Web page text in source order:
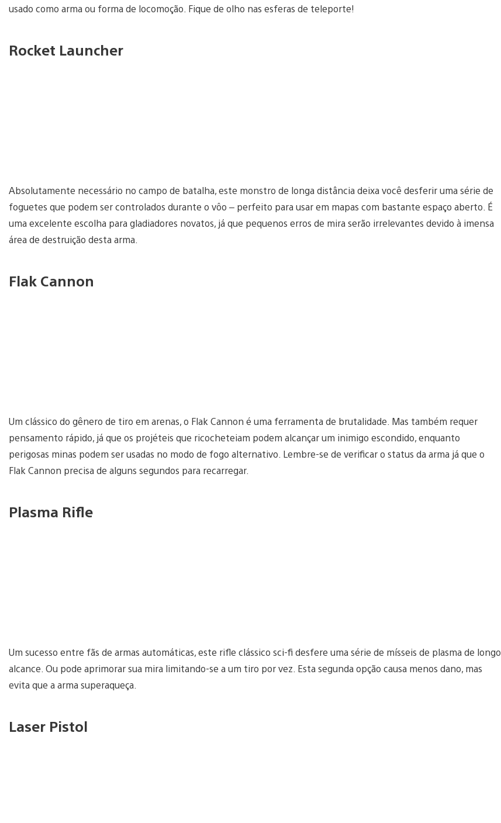
usado como arma ou forma de locomoção. Fique de olho nas esferas de teleporte!
Rocket Launcher
Absolutamente necessário no campo de batalha, este monstro de longa distância deixa você desferir uma série de
foguetes que podem ser controlados durante o vôo – perfeito para usar em mapas com bastante espaço aberto. É
uma excelente escolha para gladiadores novatos, já que pequenos erros de mira serão irrelevantes devido à imensa
área de destruição desta arma.
Flak Cannon
Um clássico do gênero de tiro em arenas, o Flak Cannon é uma ferramenta de brutalidade. Mas também requer
pensamento rápido, já que os projéteis que ricocheteiam podem alcançar um inimigo escondido, enquanto
perigosas minas podem ser usadas no modo de fogo alternativo. Lembre-se de verificar o status da arma já que o
Flak Cannon precisa de alguns segundos para recarregar.
Plasma Rifle
Um sucesso entre fãs de armas automáticas, este rifle clássico sci-fi desfere uma série de mísseis de plasma de longo
alcance. Ou pode aprimorar sua mira limitando-se a um tiro por vez. Esta segunda opção causa menos dano, mas
evita que a arma superaqueça.
Laser Pistol